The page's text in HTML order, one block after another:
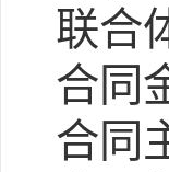
联合
合同
合同